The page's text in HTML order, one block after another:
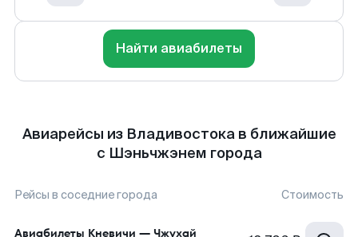
Найти авиабилеты
Авиарейсы из Владивостока в ближайшие
с Шэньчжэнем города
Рейсы в соседние города Стоимость
Авиабилеты Кневичи — Чжухай